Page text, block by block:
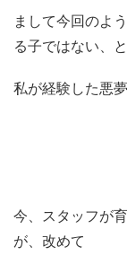
まして今回のよ
る子ではない、
私が経験した悪
今、スタッフが
が、改めて